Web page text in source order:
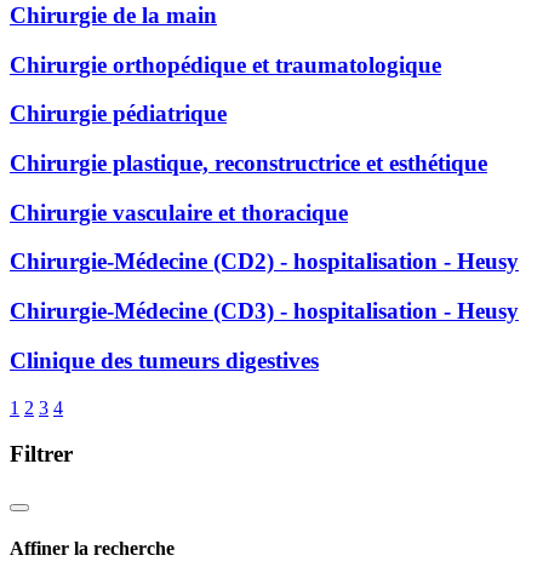
Chirurgie de la main
Chirurgie orthopédique et traumatologique
Chirurgie pédiatrique
Chirurgie plastique, reconstructrice et esthétique
Chirurgie vasculaire et thoracique
Chirurgie-Médecine (CD2) - hospitalisation - Heusy
Chirurgie-Médecine (CD3) - hospitalisation - Heusy
Clinique des tumeurs digestives
1 2 3 4
Filtrer
Affiner la recherche